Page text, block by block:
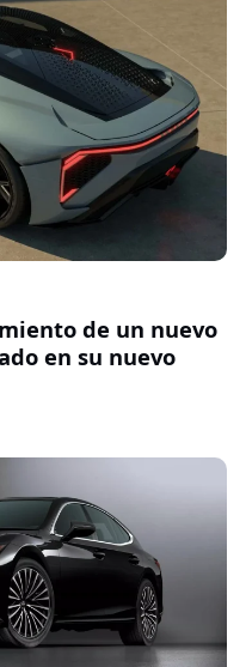
de un nuevo
en su nuevo